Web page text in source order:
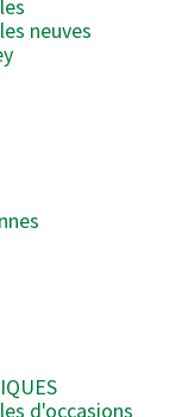
neuves
d'occasions